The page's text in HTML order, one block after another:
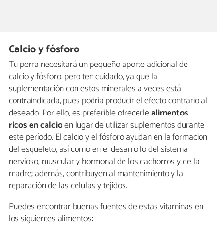
Calcio y fósforo
Tu perra necesitará un pequeño aporte adicional de
calcio y fósforo, pero ten cuidado, ya que la
suplementación con estos minerales a veces está
contraindicada, pues podría producir el efecto contrario al
deseado. Por ello, es preferible ofrecerlealimentos
ricos en calcioen lugar de utilizar suplementos durante
este período. El calcio y el fósforo ayudan en la formación
del esqueleto, así como en el desarrollo del sistema
nervioso, muscular y hormonal de los cachorros y de la
madre; además, contribuyen al mantenimiento y la
reparación de las células y tejidos.
Puedes encontrar buenas fuentes de estas vitaminas en
los siguientes alimentos: